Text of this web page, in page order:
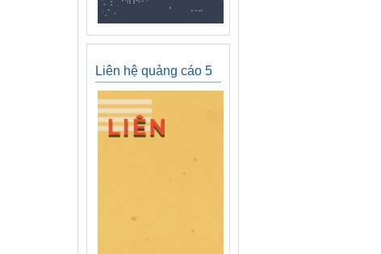
Liên hệ quảng cáo 5